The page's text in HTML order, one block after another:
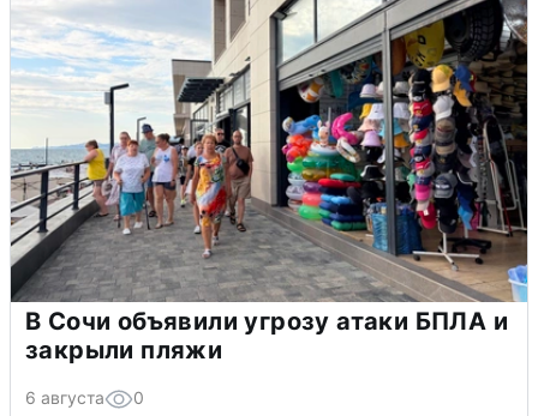
В Сочи объявили угрозу атаки БПЛА и
закрыли пляжи
6 августа 0